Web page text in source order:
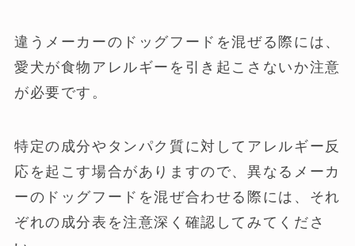
違うメーカーのドッグフードを混ぜる際には、
愛犬が食物アレルギーを引き起こさないか注意
が必要です。
特定の成分やタンパク質に対してアレルギー反
応を起こす場合がありますので、異なるメーカ
ーのドッグフードを混ぜ合わせる際には、それ
ぞれの成分表を注意深く確認してみてくださ